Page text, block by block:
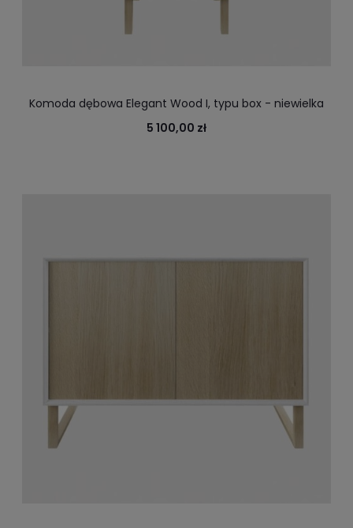
Komoda dębowa Elegant Wood I, typu box - niewielka
drewniana komoda
5 100,00 zł